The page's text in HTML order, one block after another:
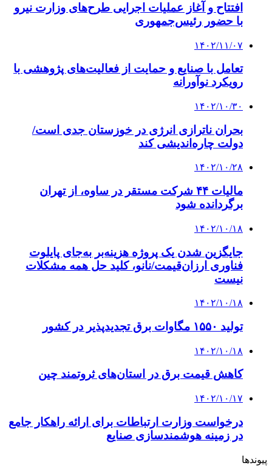
افتتاح و آغاز عملیات اجرایی طرح‌های وزارت نیرو
با حضور رئیس‌جمهوری
۱۴۰۲/۱۱/۰۷
تعامل با صنایع و حمایت از فعالیت‌های پژوهشی با
رویکرد نوآورانه
۱۴۰۲/۱۰/۳۰
بحران ناترازی انرژی در خوزستان جدی است/
دولت چاره‌اندیشی کند
۱۴۰۲/۱۰/۲۸
مالیات ۴۴ شرکت مستقر در ساوه، از تهران
برگردانده ‌شود
۱۴۰۲/۱۰/۱۸
جایگزین شدن یک پروژه هزینه‌بر به‌جای پایلوت
فناوری ارزان‌قیمت/نانو، کلید حل همه مشکلات
نیست
۱۴۰۲/۱۰/۱۸
تولید ۱۵۵۰ مگاوات برق تجدیدپذیر در کشور
۱۴۰۲/۱۰/۱۸
کاهش قیمت برق در استان‌های ثروتمند چین
۱۴۰۲/۱۰/۱۷
درخواست وزارت ارتباطات برای ارائه راهکار جامع
در زمینه هوشمندسازی صنایع
پیوندها